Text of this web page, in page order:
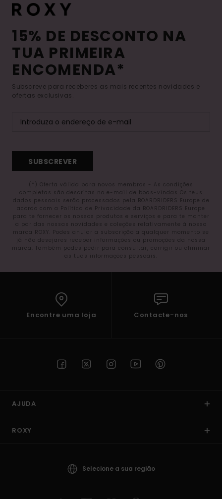
15% DE DESCONTO NA
TUA PRIMEIRA
ENCOMENDA*
Subscreve para receberes as mais recentes novidades e
ofertas exclusivas.
SUBSCREVER
(*) Oferta válida para novos membros - As condições
completas são descritas no e-mail de boas-vindas Os teus
dados pessoais serão processados pela BOARDRIDERS Europe de
acordo com a Política de Privacidade da BOARDRIDERS Europe
para te fornecer os nossos produtos e serviços e para te manter
a par das nossas novidades e coleções relativamente à nossa
marca ROXY. Podes anular a subscrição a qualquer momento se
já não desejares receber informações ou promoções da nossa
marca. Também podes pedir para consultar, corrigir ou eliminar
as tuas informações pessoais.
Encontre uma loja Contacte-nos
AJUDA
ROXY
Selecione a sua região